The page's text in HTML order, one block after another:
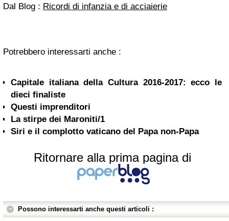
Dal Blog : Ricordi di infanzia e di acciaierie
Potrebbero interessarti anche :
Capitale italiana della Cultura 2016-2017: ecco le
dieci finaliste
Questi imprenditori
La stirpe dei Maroniti/1
Siri e il complotto vaticano del Papa non-Papa
Ritornare alla prima pagina di
Possono interessarti anche questi articoli :